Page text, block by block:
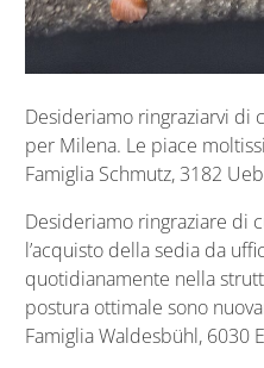
Desideriamo ringraziarvi di
per Milena. Le piace
Famiglia Schmutz, 3182
Desideriamo ringraziare di
l’acquisto della sedia da
quotidianamente nella
postura ottimale sono
Famiglia Waldesbühl, 6030